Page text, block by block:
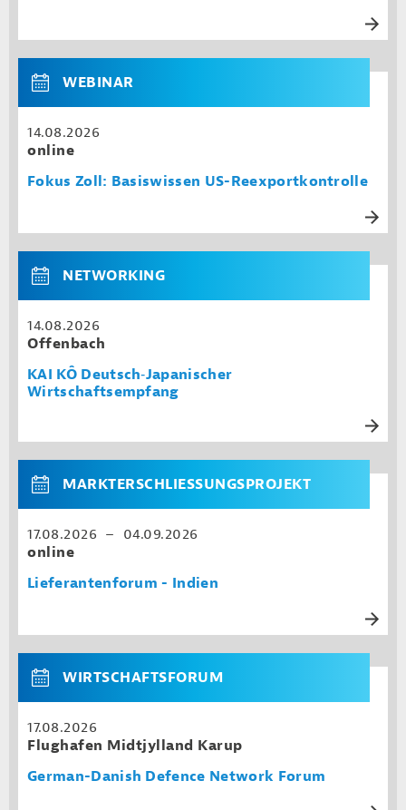
WEBINAR
14.08.2026
online
Fokus Zoll: Basiswissen US-Reexportkontrolle
NETWORKING
14.08.2026
Offenbach
KAI KÔ Deutsch‑Japanischer
Wirtschaftsempfang
MARKTERSCHLIESSUNGSPROJEKT
17.08.2026 – 04.09.2026
online
Lieferantenforum - Indien
WIRTSCHAFTSFORUM
17.08.2026
Flughafen Midtjylland Karup
German-Danish Defence Network Forum